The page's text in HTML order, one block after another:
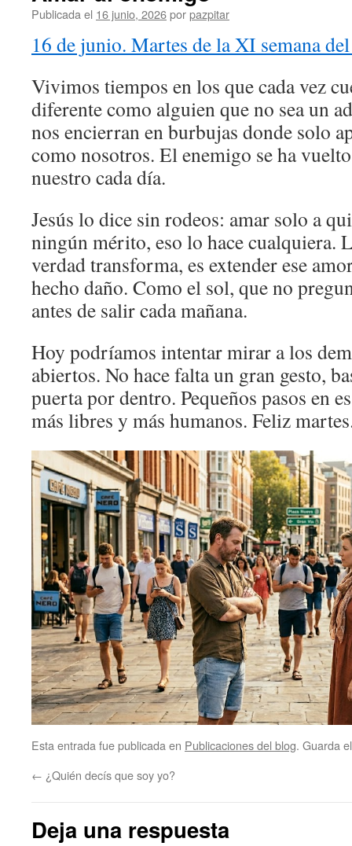
Publicada el 16 junio, 2026porpazpitar
16 de junio. Martes de la XI semana
Vivimos tiempos en los que cada vez
diferente como alguien que no sea un
nos encierran en burbujas donde solo
como nosotros. El enemigo se ha
nuestro cada día.
Jesús lo dice sin rodeos: amar solo a
ningún mérito, eso lo hace cualquiera.
verdad transforma, es extender ese
hecho daño. Como el sol, que no
antes de salir cada mañana.
Hoy podríamos intentar mirar a los
abiertos. No hace falta un gran gesto,
puerta por dentro. Pequeños pasos en
más libres y más humanos. Feliz
Esta entrada fue publicada en Publicaciones del blog. Guarda
← ¿Quién decís que soy yo?
Deja una respuesta